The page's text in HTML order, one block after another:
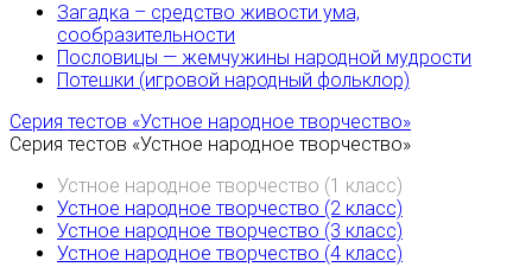
Загадка – средство живости ума,
сообразительности
Пословицы — жемчужины народной мудрости
Потешки (игровой народный фольклор)
Серия тестов «Устное народное творчество»
Серия тестов «Устное народное творчество»
Устное народное творчество (1 класс)
Устное народное творчество (2 класс)
Устное народное творчество (3 класс)
Устное народное творчество (4 класс)